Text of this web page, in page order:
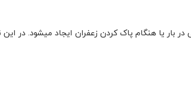
در بار یا هنگام پاک کردن زعفران ایجاد میشود. در